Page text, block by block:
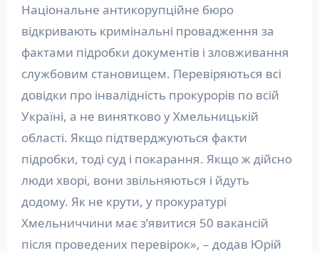
Національне антикорупційне бюро
відкривають кримінальні провадження за
фактами підробки документів і зловживання
службовим становищем. Перевіряються всі
довідки про інвалідність прокурорів по всій
Україні, а не винятково у Хмельницькій
області. Якщо підтверджуються факти
підробки, тоді суд і покарання. Якщо ж дійсно
люди хворі, вони звільняються і йдуть
додому. Як не крути, у прокуратурі
Хмельниччини має з’явитися 50 вакансій
після проведених перевірок», – додав Юрій